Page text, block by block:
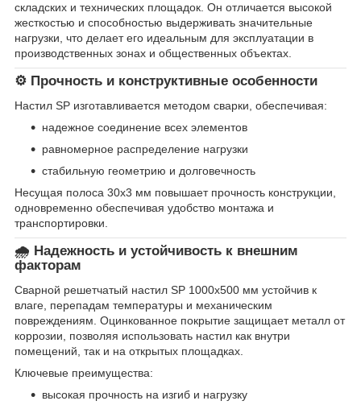
складских и технических площадок. Он отличается высокой
жесткостью и способностью выдерживать значительные
нагрузки, что делает его идеальным для эксплуатации в
производственных зонах и общественных объектах.
⚙️ Прочность и конструктивные особенности
Настил SP изготавливается методом сварки, обеспечивая:
надежное соединение всех элементов
равномерное распределение нагрузки
стабильную геометрию и долговечность
Несущая полоса 30х3 мм повышает прочность конструкции,
одновременно обеспечивая удобство монтажа и
транспортировки.
🌧️ Надежность и устойчивость к внешним
факторам
Сварной решетчатый настил SP 1000х500 мм устойчив к
влаге, перепадам температуры и механическим
повреждениям. Оцинкованное покрытие защищает металл от
коррозии, позволяя использовать настил как внутри
помещений, так и на открытых площадках.
Ключевые преимущества:
высокая прочность на изгиб и нагрузку